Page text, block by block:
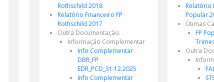
Rothschild 2018
Relatório Financeiro FP
Rothschild 2017
Outra Documentação:
Informação Complementar
Info Complementar
DBR_FP
EDR_PCD_31.12.2025
Info Complementar
Relatório
Popular
Útimas
FP
Outra